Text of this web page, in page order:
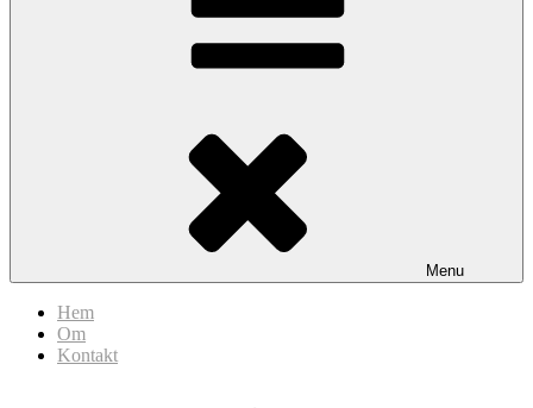
Menu
Hem
Om
Kontakt